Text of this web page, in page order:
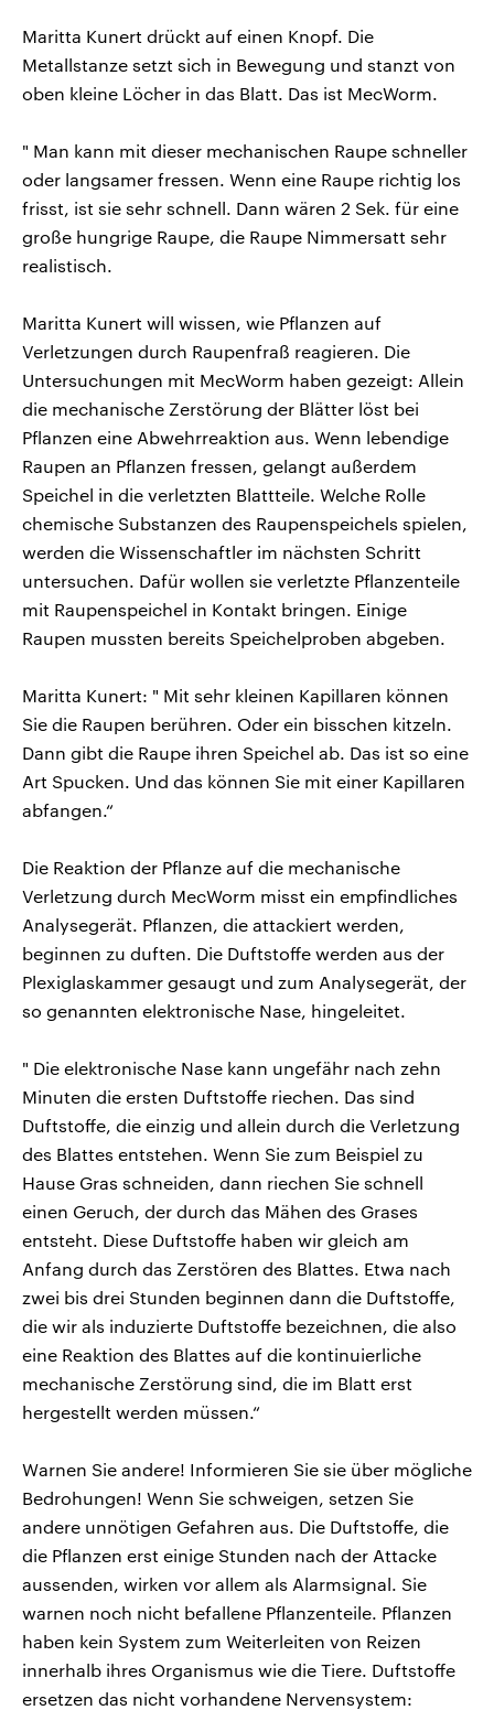
Maritta Kunert drückt auf einen Knopf. Die
Metallstanze setzt sich in Bewegung und stanzt von
oben kleine Löcher in das Blatt. Das ist MecWorm.
" Man kann mit dieser mechanischen Raupe schneller
oder langsamer fressen. Wenn eine Raupe richtig los
frisst, ist sie sehr schnell. Dann wären 2 Sek. für eine
große hungrige Raupe, die Raupe Nimmersatt sehr
realistisch.
Maritta Kunert will wissen, wie Pflanzen auf
Verletzungen durch Raupenfraß reagieren. Die
Untersuchungen mit MecWorm haben gezeigt: Allein
die mechanische Zerstörung der Blätter löst bei
Pflanzen eine Abwehrreaktion aus. Wenn lebendige
Raupen an Pflanzen fressen, gelangt außerdem
Speichel in die verletzten Blattteile. Welche Rolle
chemische Substanzen des Raupenspeichels spielen,
werden die Wissenschaftler im nächsten Schritt
untersuchen. Dafür wollen sie verletzte Pflanzenteile
mit Raupenspeichel in Kontakt bringen. Einige
Raupen mussten bereits Speichelproben abgeben.
Maritta Kunert: " Mit sehr kleinen Kapillaren können
Sie die Raupen berühren. Oder ein bisschen kitzeln.
Dann gibt die Raupe ihren Speichel ab. Das ist so eine
Art Spucken. Und das können Sie mit einer Kapillaren
abfangen.“
Die Reaktion der Pflanze auf die mechanische
Verletzung durch MecWorm misst ein empfindliches
Analysegerät. Pflanzen, die attackiert werden,
beginnen zu duften. Die Duftstoffe werden aus der
Plexiglaskammer gesaugt und zum Analysegerät, der
so genannten elektronische Nase, hingeleitet.
" Die elektronische Nase kann ungefähr nach zehn
Minuten die ersten Duftstoffe riechen. Das sind
Duftstoffe, die einzig und allein durch die Verletzung
des Blattes entstehen. Wenn Sie zum Beispiel zu
Hause Gras schneiden, dann riechen Sie schnell
einen Geruch, der durch das Mähen des Grases
entsteht. Diese Duftstoffe haben wir gleich am
Anfang durch das Zerstören des Blattes. Etwa nach
zwei bis drei Stunden beginnen dann die Duftstoffe,
die wir als induzierte Duftstoffe bezeichnen, die also
eine Reaktion des Blattes auf die kontinuierliche
mechanische Zerstörung sind, die im Blatt erst
hergestellt werden müssen.“
Warnen Sie andere! Informieren Sie sie über mögliche
Bedrohungen! Wenn Sie schweigen, setzen Sie
andere unnötigen Gefahren aus. Die Duftstoffe, die
die Pflanzen erst einige Stunden nach der Attacke
aussenden, wirken vor allem als Alarmsignal. Sie
warnen noch nicht befallene Pflanzenteile. Pflanzen
haben kein System zum Weiterleiten von Reizen
innerhalb ihres Organismus wie die Tiere. Duftstoffe
ersetzen das nicht vorhandene Nervensystem: